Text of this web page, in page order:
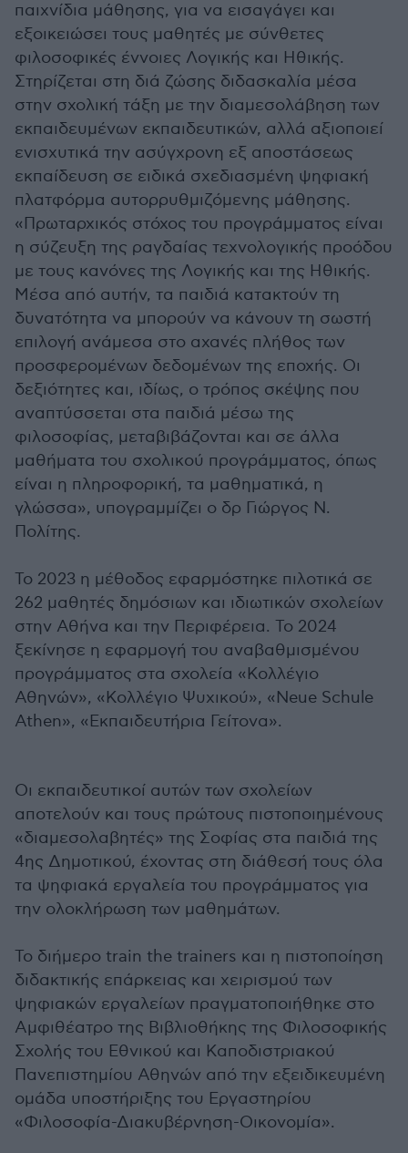
παιχνίδια μάθησης, για να εισαγάγει και
εξοικειώσει τους μαθητές με σύνθετες
φιλοσοφικές έννοιες Λογικής και Ηθικής.
Στηρίζεται στη διά ζώσης διδασκαλία μέσα
στην σχολική τάξη με την διαμεσολάβηση των
εκπαιδευμένων εκπαιδευτικών, αλλά αξιοποιεί
ενισχυτικά την ασύγχρονη εξ αποστάσεως
εκπαίδευση σε ειδικά σχεδιασμένη ψηφιακή
πλατφόρμα αυτορρυθμιζόμενης μάθησης.
«Πρωταρχικός στόχος του προγράμματος είναι
η σύζευξη της ραγδαίας τεχνολογικής προόδου
με τους κανόνες της Λογικής και της Ηθικής.
Μέσα από αυτήν, τα παιδιά κατακτούν τη
δυνατότητα να μπορούν να κάνουν τη σωστή
επιλογή ανάμεσα στο αχανές πλήθος των
προσφερομένων δεδομένων της εποχής. Οι
δεξιότητες και, ιδίως, ο τρόπος σκέψης που
αναπτύσσεται στα παιδιά μέσω της
φιλοσοφίας, μεταβιβάζονται και σε άλλα
μαθήματα του σχολικού προγράμματος, όπως
είναι η πληροφορική, τα μαθηματικά, η
γλώσσα», υπογραμμίζει ο δρ Γιώργος Ν.
Πολίτης.
Το 2023 η μέθοδος εφαρμόστηκε πιλοτικά σε
262 μαθητές δημόσιων και ιδιωτικών σχολείων
στην Αθήνα και την Περιφέρεια. Το 2024
ξεκίνησε η εφαρμογή του αναβαθμισμένου
προγράμματος στα σχολεία «Κολλέγιο
Αθηνών», «Κολλέγιο Ψυχικού», «Neue Schule
Athen», «Εκπαιδευτήρια Γείτονα».
Οι εκπαιδευτικοί αυτών των σχολείων
αποτελούν και τους πρώτους πιστοποιημένους
«διαμεσολαβητές» της Σοφίας στα παιδιά της
4ης Δημοτικού, έχοντας στη διάθεσή τους όλα
τα ψηφιακά εργαλεία του προγράμματος για
την ολοκλήρωση των μαθημάτων.
Το διήμερο train the trainers και η πιστοποίηση
διδακτικής επάρκειας και χειρισμού των
ψηφιακών εργαλείων πραγματοποιήθηκε στο
Αμφιθέατρο της Βιβλιοθήκης της Φιλοσοφικής
Σχολής του Εθνικού και Καποδιστριακού
Πανεπιστημίου Αθηνών από την εξειδικευμένη
ομάδα υποστήριξης του Εργαστηρίου
«Φιλοσοφία-Διακυβέρνηση-Οικονομία».